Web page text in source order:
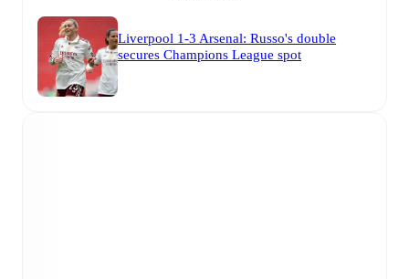
Liverpool 1-3 Arsenal: Russo's double
secures Champions League spot